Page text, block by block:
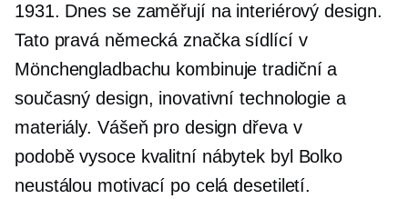
1931. Dnes se zaměřují na interiérový design.
Tato pravá německá značka sídlící v
Mönchengladbachu kombinuje tradiční a
současný design, inovativní technologie a
materiály. Vášeň pro design dřeva v
podoběvysoce kvalitnínábytek byl Bolko
neustálou motivací po celá desetiletí.